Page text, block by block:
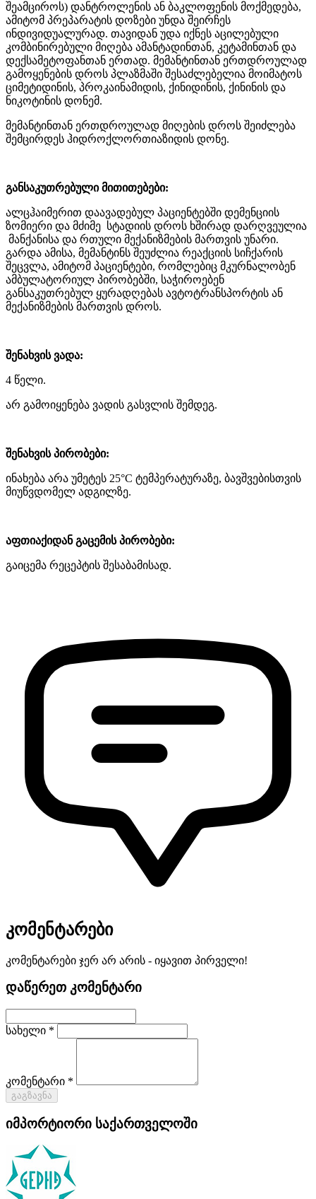
შეამციროს) დანტროლენის ან ბაკლოფენის მოქმედება,
ამიტომ პრეპარატის დოზები უნდა შეირჩეს
ინდივიდუალურად. თავიდან უდა იქნეს აცილებული
კომბინირებული მიღება ამანტადინთან, კეტამინთან და
დექსამეტოფანთან ერთად. მემანტინთან ერთდროულად
გამოყენების დროს პლაზმაში შესაძლებელია მოიმატოს
ციმეტიდინის, პროკაინამიდის, ქინიდინის, ქინინის და
ნიკოტინის დონემ.
მემანტინთან ერთდროულად მიღების დროს შეიძლება
შემცირდეს ჰიდროქლორთიაზიდის დონე.
განსაკუთრებული მითითებები:
ალცჰაიმერით დაავადებულ პაციენტებში დემენციის
ზომიერი და მძიმე სტადიის დროს ხშირად დარღვეულია
მანქანისა და რთული მექანიზმების მართვის უნარი.
გარდა ამისა, მემანტინს შეუძლია რეაქციის სიჩქარის
შეცვლა, ამიტომ პაციენტები, რომლებიც მკურნალობენ
ამბულატორიულ პირობებში, საჭიროებენ
განსაკუთრებულ ყურადღებას ავტოტრანსპორტის ან
მექანიზმების მართვის დროს.
შენახვის ვადა:
4 წელი.
არ გამოიყენება ვადის გასვლის შემდეგ.
შენახვის პირობები:
ინახება არა უმეტეს 25°C ტემპერატურაზე, ბავშვებისთვის
მიუწვდომელ ადგილზე.
აფთიაქიდან გაცემის პირობები:
გაიცემა რეცეპტის შესაბამისად.
კომენტარები
კომენტარები ჯერ არ არის - იყავით პირველი!
დაწერეთ კომენტარი
სახელი *
კომენტარი *
გაგზავნა
იმპორტიორი საქართველოში